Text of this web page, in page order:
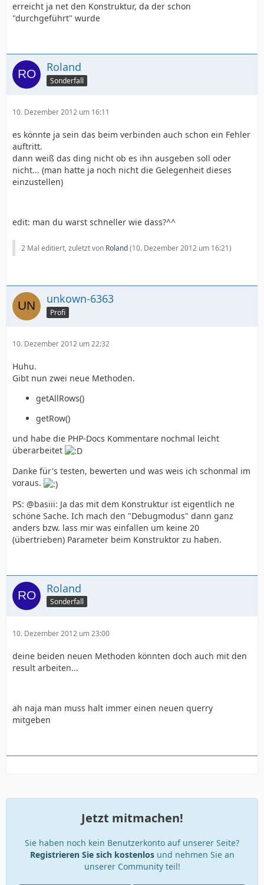
erreicht ja net den Konstruktur, da der schon
"durchgeführt" wurde
Roland
Sonderfall
10. Dezember 2012 um 16:11
es könnte ja sein das beim verbinden auch schon ein Fehler
auftritt.
dann weiß das ding nicht ob es ihn ausgeben soll oder
nicht... (man hatte ja noch nicht die Gelegenheit dieses
einzustellen)
edit: man du warst schneller wie dass?^^
2 Mal editiert, zuletzt von Roland(10. Dezember 2012 um 16:21)
unkown-6363
Profi
10. Dezember 2012 um 22:32
Huhu.
Gibt nun zwei neue Methoden.
getAllRows()
getRow()
und habe die PHP-Docs Kommentare nochmal leicht
überarbeitet
Danke für's testen, bewerten und was weis ich schonmal im
voraus.
PS: @basiii: Ja das mit dem Konstruktur ist eigentlich ne
schöne Sache. Ich mach den "Debugmodus" dann ganz
anders bzw. lass mir was einfallen um keine 20
(übertrieben) Parameter beim Konstruktor zu haben.
Roland
Sonderfall
10. Dezember 2012 um 23:00
deine beiden neuen Methoden könnten doch auch mit den
result arbeiten...
ah naja man muss halt immer einen neuen querry
mitgeben
Jetzt mitmachen!
Sie haben noch kein Benutzerkonto auf unserer Seite?
Registrieren Sie sich kostenlosund nehmen Sie an
unserer Community teil!